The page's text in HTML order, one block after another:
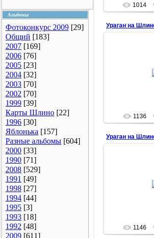
Альбомы
Фотоконкурс 2009 [29]
Общий [183]
2007 [169]
2006 [76]
2005 [23]
2004 [32]
2003 [70]
2002 [70]
1999 [39]
Карты Шлино [22]
1996 [30]
Яблонька [157]
Разные альбомы [604]
2000 [33]
1990 [71]
2008 [529]
1991 [49]
1998 [27]
1994 [44]
1995 [3]
1993 [18]
1992 [48]
2009 [611]
1014
Ураган на
1136
Ураган на
1146